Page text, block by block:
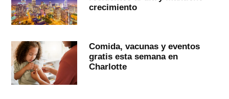
crecimiento
Comida, vacunas y eventos
gratis esta semana en
Charlotte